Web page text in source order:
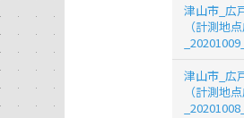
津山市_広
（計測地
津山市_広
（計測地